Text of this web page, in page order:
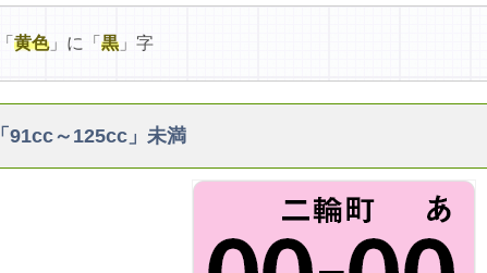
「 黄色」に「 黒 」字
「91cc～125cc」未満